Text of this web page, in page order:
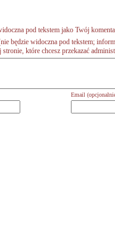
pod tekstem jako Twój
będzie widoczna pod tekstem;
które chcesz przekazać
Email